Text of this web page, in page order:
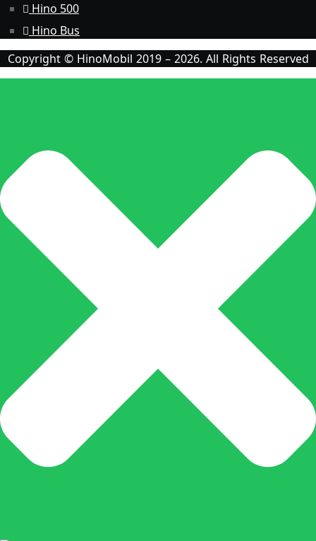
Hino 500
Hino Bus
Copyright © HinoMobil 2019 – 2026. All Rights Reserved